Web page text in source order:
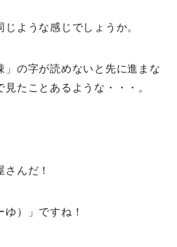
ような感じでしょうか。
」の字が読めないと先に進まな
たことあるような・・・。
んだ！
）」ですね！